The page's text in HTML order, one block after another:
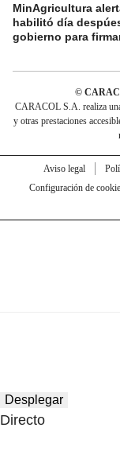
MinAgricultura
habilitó día
gobierno para
©
CARACOL S.A. realiza
y otras prestaciones
Aviso legal
Configuración de
Desplegar
Directo